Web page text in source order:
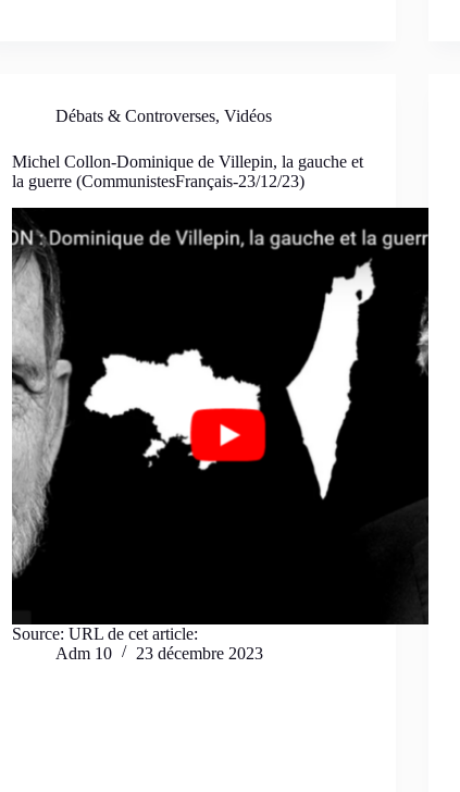
Débats & Controverses,Vidéos
Michel Collon-Dominique de Villepin, la gauche et
la guerre (CommunistesFrançais-23/12/23)
Source: URL de cet article:
Adm 10
23 décembre 2023